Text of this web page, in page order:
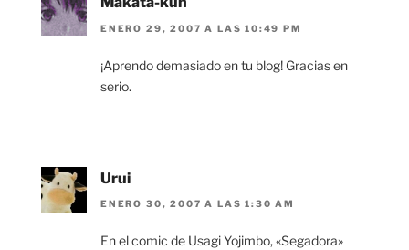
ENERO 29, 2007 A LAS 10:49 PM
¡Aprendo demasiado en tu blog! Gracias en
serio.
Urui
ENERO 30, 2007 A LAS 1:30 AM
En el comic de Usagi Yojimbo, «Segadora»